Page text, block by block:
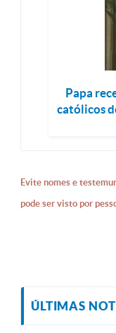
Papa
católicos
Evite nomes e
pode ser visto por
ÚLTIMAS